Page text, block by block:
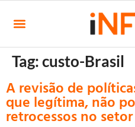
Tag:custo-Brasil
A revisão de
que legítima, não
retrocessos no